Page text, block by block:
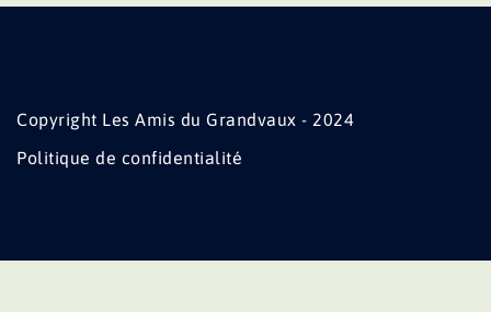
Copyright Les Amis du Grandvaux - 2024
Politique de confidentialité